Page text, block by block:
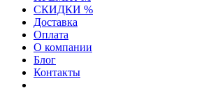
СКИДКИ %
Доставка
Оплата
О компании
Блог
Контакты